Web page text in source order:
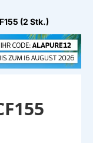
(2 Stk.)